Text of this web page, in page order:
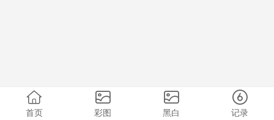
首页 彩图 黑白 记录